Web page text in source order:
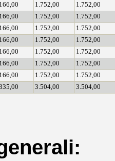
1.752,00
1.752,00
1.752,00
1.752,00
1.752,00
1.752,00
1.752,00
1.752,00
1.752,00
1.752,00
1.752,00
1.752,00
1.752,00
1.752,00
3.504,00 3.504,00